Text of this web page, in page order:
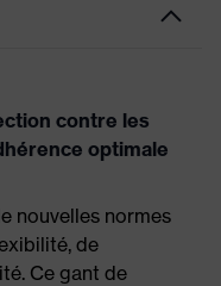
contre les
optimale
nouvelles normes
de
Ce gant de